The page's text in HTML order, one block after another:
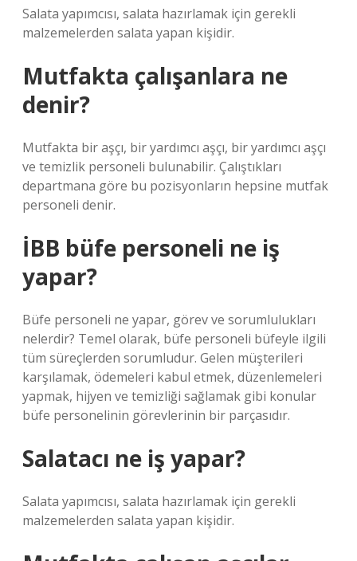
Salata yapımcısı, salata hazırlamak için gerekli
malzemelerden salata yapan kişidir.
Mutfakta çalışanlara ne
denir?
Mutfakta bir aşçı, bir yardımcı aşçı, bir yardımcı aşçı
ve temizlik personeli bulunabilir. Çalıştıkları
departmana göre bu pozisyonların hepsine mutfak
personeli denir.
İBB büfe personeli ne iş
yapar?
Büfe personeli ne yapar, görev ve sorumlulukları
nelerdir? Temel olarak, büfe personeli büfeyle ilgili
tüm süreçlerden sorumludur. Gelen müşterileri
karşılamak, ödemeleri kabul etmek, düzenlemeleri
yapmak, hijyen ve temizliği sağlamak gibi konular
büfe personelinin görevlerinin bir parçasıdır.
Salatacı ne iş yapar?
Salata yapımcısı, salata hazırlamak için gerekli
malzemelerden salata yapan kişidir.